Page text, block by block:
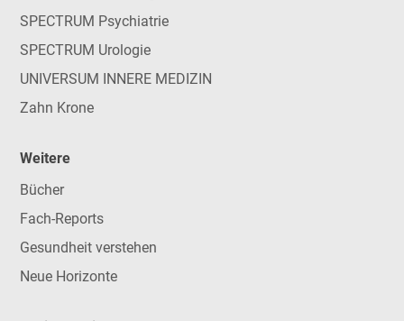
SPECTRUM Psychiatrie
SPECTRUM Urologie
UNIVERSUM INNERE MEDIZIN
Zahn Krone
Weitere
Bücher
Fach-Reports
Gesundheit verstehen
Neue Horizonte